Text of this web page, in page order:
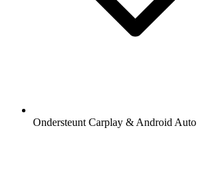
Ondersteunt Carplay & Android Auto